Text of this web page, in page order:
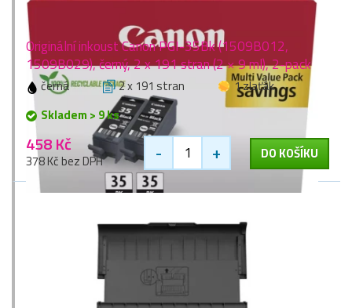
Originální inkoust Canon PGI-35Bk (1509B012,
1509B029), černý, 2 x 191 stran (2 × 9 ml), 2-pack
černá 2 x 191 stran
1 zlaťák
Skladem > 9 ks
458 Kč
378 Kč bez DPH - + DO KOŠÍKU